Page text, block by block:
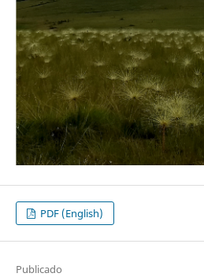
PDF (English)
Publicado